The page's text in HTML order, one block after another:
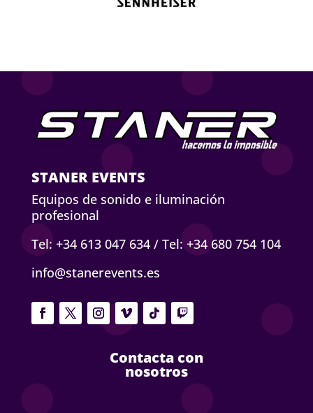
STANER EVENTS
Equipos de sonido e iluminación
profesional
Tel: +34 613 047 634/ Tel: +34 680 754 104
info@stanerevents.es
Contacta con
nosotros